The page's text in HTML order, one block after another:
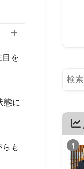
目を
態に
も
1